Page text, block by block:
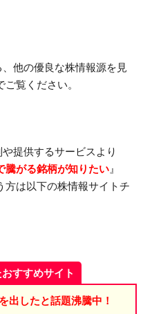
他の優良な株情報源を見
覧ください。
提供するサービスより
騰がる銘柄が知りたい』
方は以下の株情報サイトチ
すすめサイト
出したと話題沸騰中！